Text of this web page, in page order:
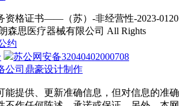
资格证书——（苏）-非经营性-2023-0120
森思医疗器械有限公司 All Rights
约
苏公网安备32040402000708
公司鼎豪设计制作
能提供、更新准确信息，但对信息的准确